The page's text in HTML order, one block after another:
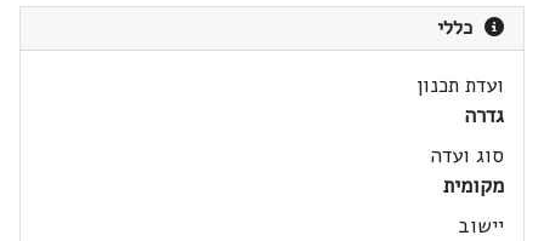
כללי
ועדת תכנון
גדרה
סוג ועדה
מקומית
יישוב